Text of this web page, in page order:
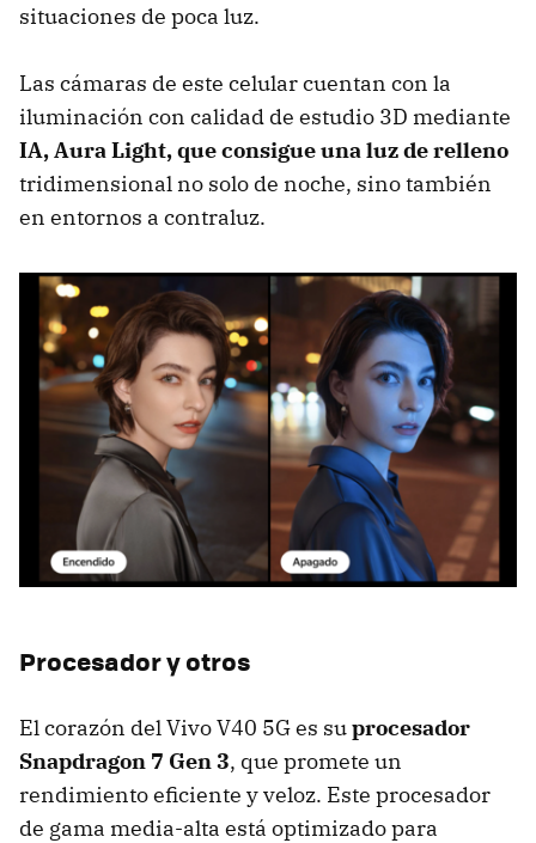
situaciones de poca luz.
Las cámaras de este celular cuentan con la
iluminación con calidad de estudio 3D mediante
IA, Aura Light, que consigue una luz de relleno
tridimensional no solo de noche, sino también
en entornos a contraluz.
Procesador y otros
El corazón del Vivo V40 5G es suprocesador
Snapdragon 7 Gen 3, que promete un
rendimiento eficiente y veloz. Este procesador
de gama media-alta está optimizado para